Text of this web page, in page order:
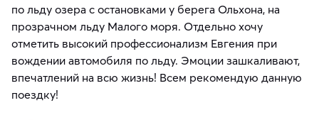
по льду озера с остановками у берега Ольхона, на
прозрачном льду Малого моря. Отдельно хочу
отметить высокий профессионализм Евгения при
вождении автомобиля по льду. Эмоции зашкаливают,
впечатлений на всю жизнь! Всем рекомендую данную
поездку!